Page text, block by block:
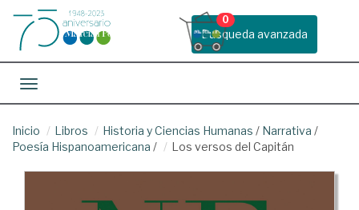
Busqueda avanzada
0
Toggle navigation
Inicio Libros Historia y Ciencias Humanas / Narrativa /
Poesía Hispanoamericana / Los versos del Capitán